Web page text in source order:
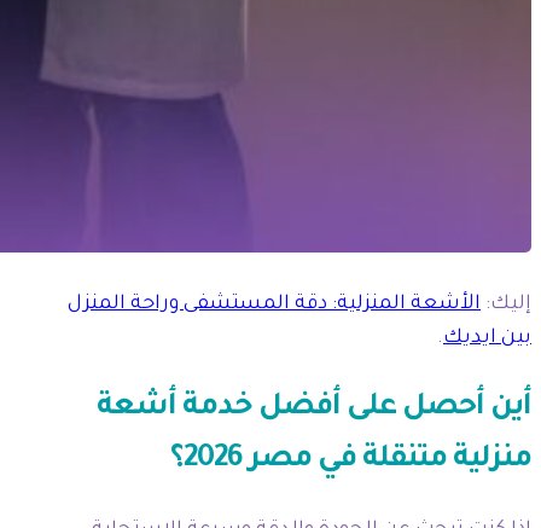
إليك: الأشعة المنزلية: دقة المستشفى وراحة المنزل
بين ايديك.
أين أحصل على أفضل خدمة أشعة
منزلية متنقلة في مصر 2026؟